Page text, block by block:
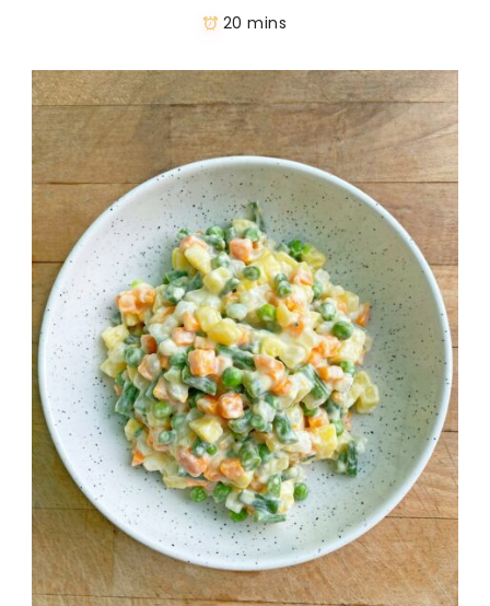
20 mins